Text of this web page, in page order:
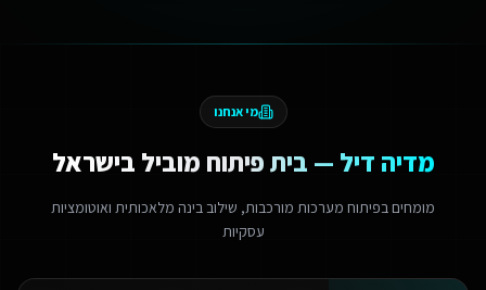
מי אנחנו
מדיה דיל — בית פיתוח מוביל בישראל
מומחים בפיתוח מערכות מורכבות, שילוב בינה מלאכותית ואוטומציות
עסקיות